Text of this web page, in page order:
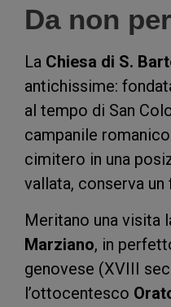
Da non
La Chiesa di S.
antichissime:
al tempo di San
campanile
cimitero in una
vallata, conserva
Meritano una visita
Marziano, in
genovese (XVIII
l’ottocentesco